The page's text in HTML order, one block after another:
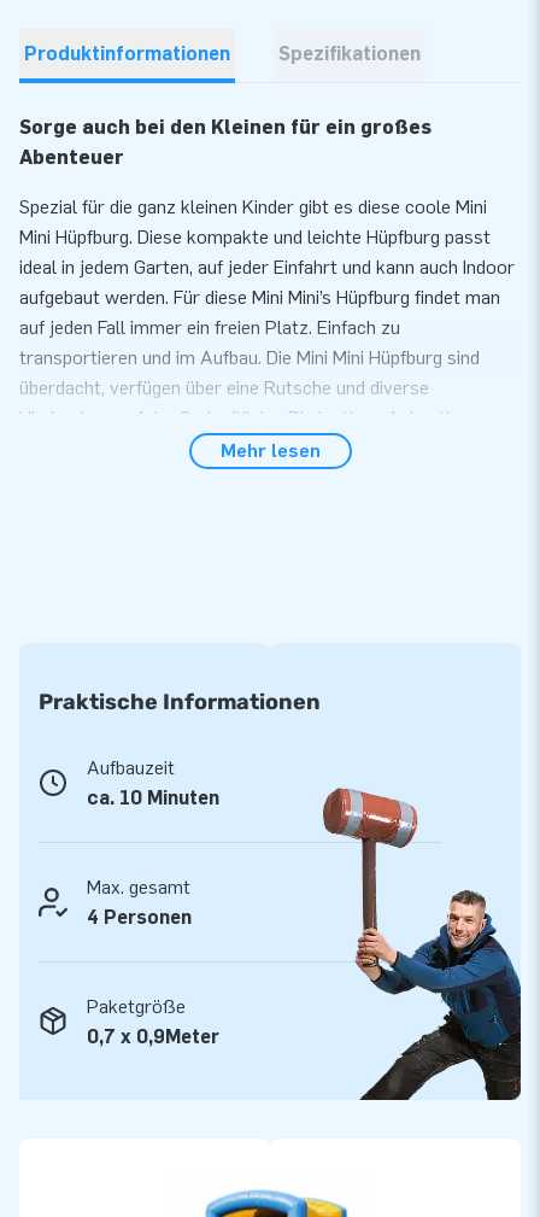
Produktinformationen Spezifikationen
Sorge auch bei den Kleinen für ein großes
Abenteuer
Spezial für die ganz kleinen Kinder gibt es diese coole Mini
Mini Hüpfburg. Diese kompakte und leichte Hüpfburg passt
ideal in jedem Garten, auf jeder Einfahrt und kann auch Indoor
aufgebaut werden. Für diese Mini Mini’s Hüpfburg findet man
auf jeden Fall immer ein freien Platz. Einfach zu
transportieren und im Aufbau. Die Mini Mini Hüpfburg sind
überdacht, verfügen über eine Rutsche und diverse
Hindernisse auf der Springfläche. Die lustigen Animationen
runden das Thema perfekt ab. Sie sorgt dafür, dass auch Ihre
geliefert wodurch Sie einfach und komfortable
Gebläse, Erdnägel, Transporttasche und einer deutlichen
Bedienungsanleitung geliefert. Ein komplett Set für ein
JB Hüpfburgen sind an mehreren Stellen verstärkt und
mehrfach vernäht. Sie werden aus einer hoch qualitativen 9×9
Gewebe PVC Plane produziert. Aufgrund dessen sind Sie
langlebig und einfach zu reinigen. Zu dem gewähren wir Ihnen
5 Jahre Hersteller Garantie, aus diesem Grund liefern Sie mit
diesem Produkt jahrelang optimalen Spielspaß.
Über 15.0000 Kunden hab sich bereits für JB
Mehr lesen
Praktische Informationen
Aufbauzeit
ca. 10 Minuten
Max. gesamt
4 Personen
Paketgröße
0,7 x 0,9Meter